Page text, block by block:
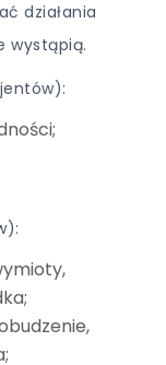
działania
wystąpią.